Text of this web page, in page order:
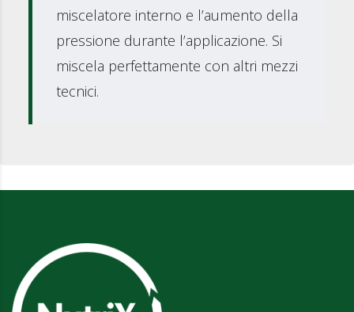
miscelatore interno e l’aumento della
pressione durante l’applicazione. Si
miscela perfettamente con altri mezzi
tecnici.